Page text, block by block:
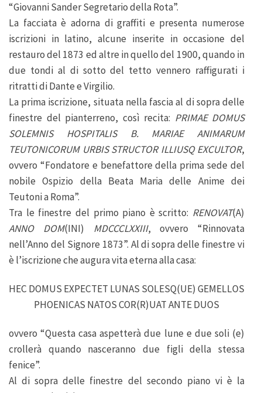
“Giovanni Sander Segretario della Rota”.
La facciata è adorna di graffiti e presenta numerose
iscrizioni in latino, alcune inserite in occasione del
restauro del 1873 ed altre in quello del 1900, quando in
due tondi al di sotto del tetto vennero raffigurati i
ritratti di Dante e Virgilio.
La prima iscrizione, situata nella fascia al di sopra delle
finestre del pianterreno, così recita: PRIMAE DOMUS
SOLEMNIS HOSPITALIS B. MARIAE ANIMARUM
TEUTONICORUM URBIS STRUCTOR ILLIUSQ EXCULTOR,
ovvero “Fondatore e benefattore della prima sede del
nobile Ospizio della Beata Maria delle Anime dei
Teutoni a Roma”.
Tra le finestre del primo piano è scritto: RENOVAT(A)
ANNO DOM(INI) MDCCCLXXIII, ovvero “Rinnovata
nell’Anno del Signore 1873”. Al di sopra delle finestre vi
è l’iscrizione che augura vita eterna alla casa:
HEC DOMUS EXPECTET LUNAS SOLESQ(UE) GEMELLOS
PHOENICAS NATOS COR(R)UAT ANTE DUOS
ovvero “Questa casa aspetterà due lune e due soli (e)
crollerà quando nasceranno due figli della stessa
fenice”.
Al di sopra delle finestre del secondo piano vi è la